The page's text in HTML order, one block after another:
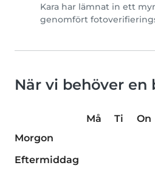
Kara har lämnat in ett
genomfört
När vi behöver en
Må Ti On
Morgon
Eftermiddag